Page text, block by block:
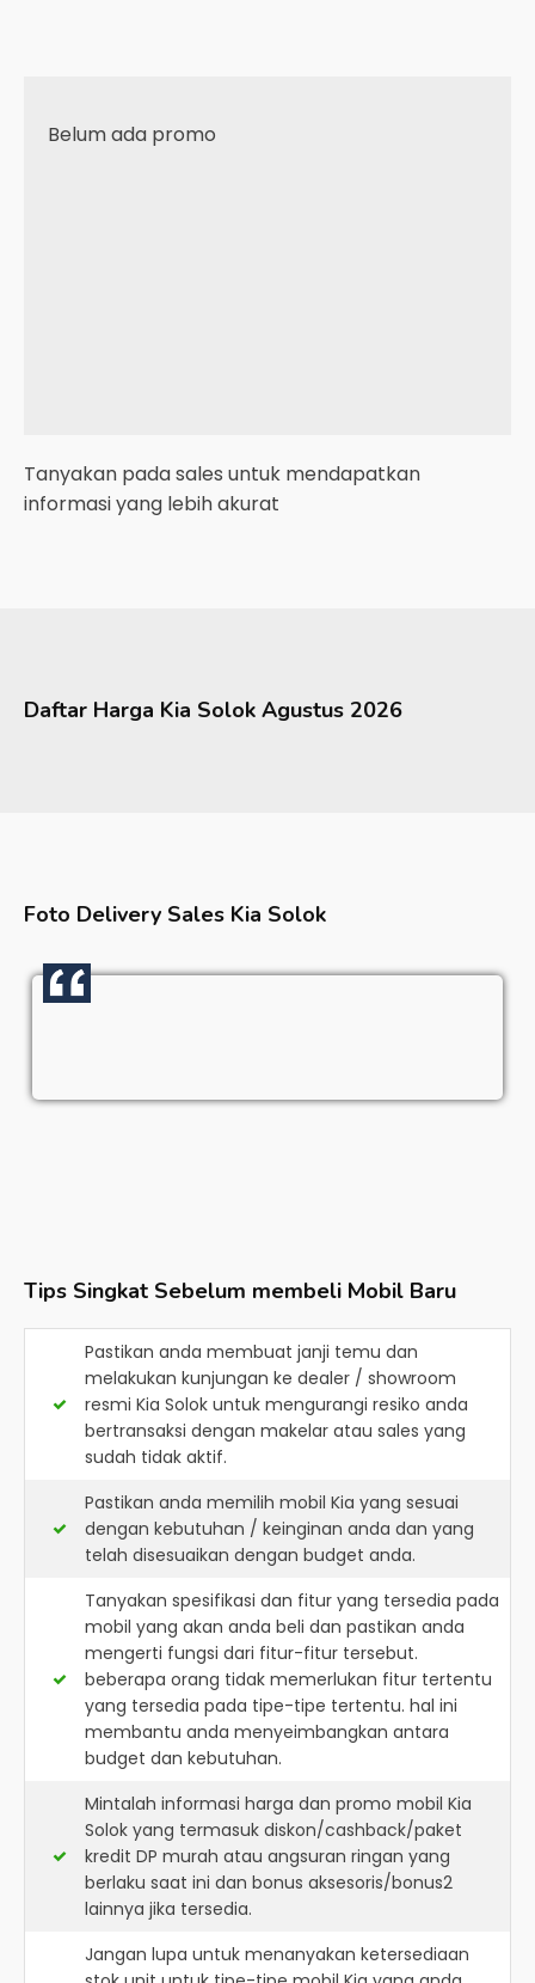
Belum ada promo
Tanyakan pada sales untuk mendapatkan
informasi yang lebih akurat
Daftar Harga Kia Solok Agustus 2026
Foto Delivery Sales Kia Solok
Tips Singkat Sebelum membeli Mobil Baru
Pastikan anda membuat janji temu dan
melakukan kunjungan ke dealer / showroom
resmi Kia Solok untuk mengurangi resiko anda
bertransaksi dengan makelar atau sales yang
sudah tidak aktif.
Pastikan anda memilih mobil Kia yang sesuai
dengan kebutuhan / keinginan anda dan yang
telah disesuaikan dengan budget anda.
Tanyakan spesifikasi dan fitur yang tersedia pada
mobil yang akan anda beli dan pastikan anda
mengerti fungsi dari fitur-fitur tersebut.
beberapa orang tidak memerlukan fitur tertentu
yang tersedia pada tipe-tipe tertentu. hal ini
membantu anda menyeimbangkan antara
budget dan kebutuhan.
Mintalah informasi harga dan promo mobil Kia
Solok yang termasuk diskon/cashback/paket
kredit DP murah atau angsuran ringan yang
berlaku saat ini dan bonus aksesoris/bonus2
lainnya jika tersedia.
Jangan lupa untuk menanyakan ketersediaan